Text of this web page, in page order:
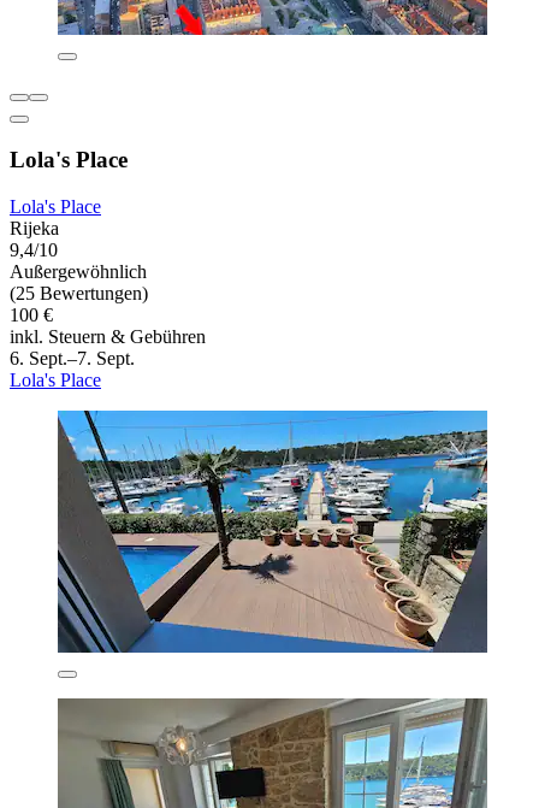
Lola's Place
Lola's Place
Rijeka
9,4/10
Außergewöhnlich
(25 Bewertungen)
100 €
inkl. Steuern & Gebühren
6. Sept.–7. Sept.
Lola's Place